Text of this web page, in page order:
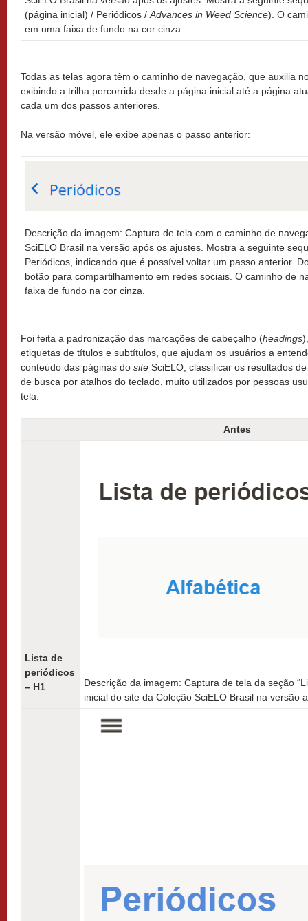
(página inicial) / Periódicos / Advances in Weed Science). O
em uma faixa de fundo na cor cinza.
Todas as telas agora têm o caminho de navegação, que auxilia
exibindo a trilha percorrida desde a página inicial até a página
cada um dos passos anteriores.
Na versão móvel, ele exibe apenas o passo anterior:
Descrição da imagem: Captura de tela com o caminho de
SciELO Brasil na versão após os ajustes. Mostra a seguinte
Periódicos, indicando que é possível voltar um passo anterior.
botão para compartilhamento em redes sociais. O caminho de
faixa de fundo na cor cinza.
Foi feita a padronização das marcações de cabeçalho (headings
etiquetas de títulos e subtítulos, que ajudam os usuários a
conteúdo das páginas do site SciELO, classificar os resultados
de busca por atalhos do teclado, muito utilizados por pessoas
tela.
Antes
Lista de
periódicos
– H1
Descrição da imagem: Captura de tela da seção
inicial do site da Coleção SciELO Brasil na versão